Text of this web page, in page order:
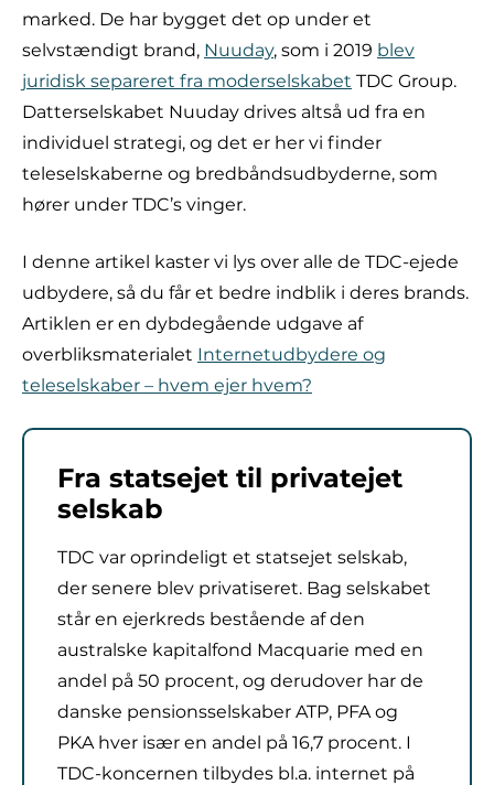
marked. De har bygget det op under et
selvstændigt brand, Nuuday, som i 2019 blev
juridisk separeret fra moderselskabet TDC Group.
Datterselskabet Nuuday drives altså ud fra en
individuel strategi, og det er her vi finder
teleselskaberne og bredbåndsudbyderne, som
hører under TDC’s vinger.
I denne artikel kaster vi lys over alle de TDC-ejede
udbydere, så du får et bedre indblik i deres brands.
Artiklen er en dybdegående udgave af
overbliksmaterialet Internetudbydere og
teleselskaber – hvem ejer hvem?
Fra statsejet til privatejet
selskab
TDC var oprindeligt et statsejet selskab,
der senere blev privatiseret. Bag selskabet
står en ejerkreds bestående af den
australske kapitalfond Macquarie med en
andel på 50 procent, og derudover har de
danske pensionsselskaber ATP, PFA og
PKA hver især en andel på 16,7 procent. I
TDC-koncernen tilbydes bl.a. internet på